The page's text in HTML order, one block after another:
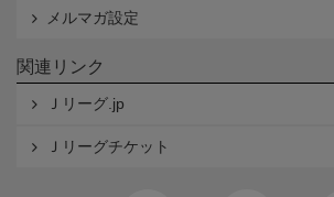
メルマガ設定
関連リンク
Ｊリーグ.jp
Ｊリーグチケット